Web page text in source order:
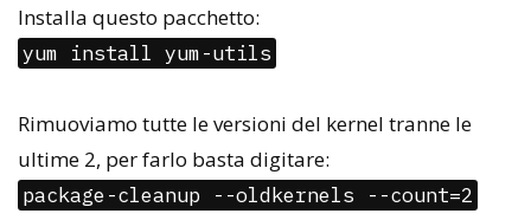
Installa questo pacchetto:
yum install yum-utils
Rimuoviamo tutte le versioni del kernel tranne le
ultime 2, per farlo basta digitare:
package-cleanup --oldkernels --count=2